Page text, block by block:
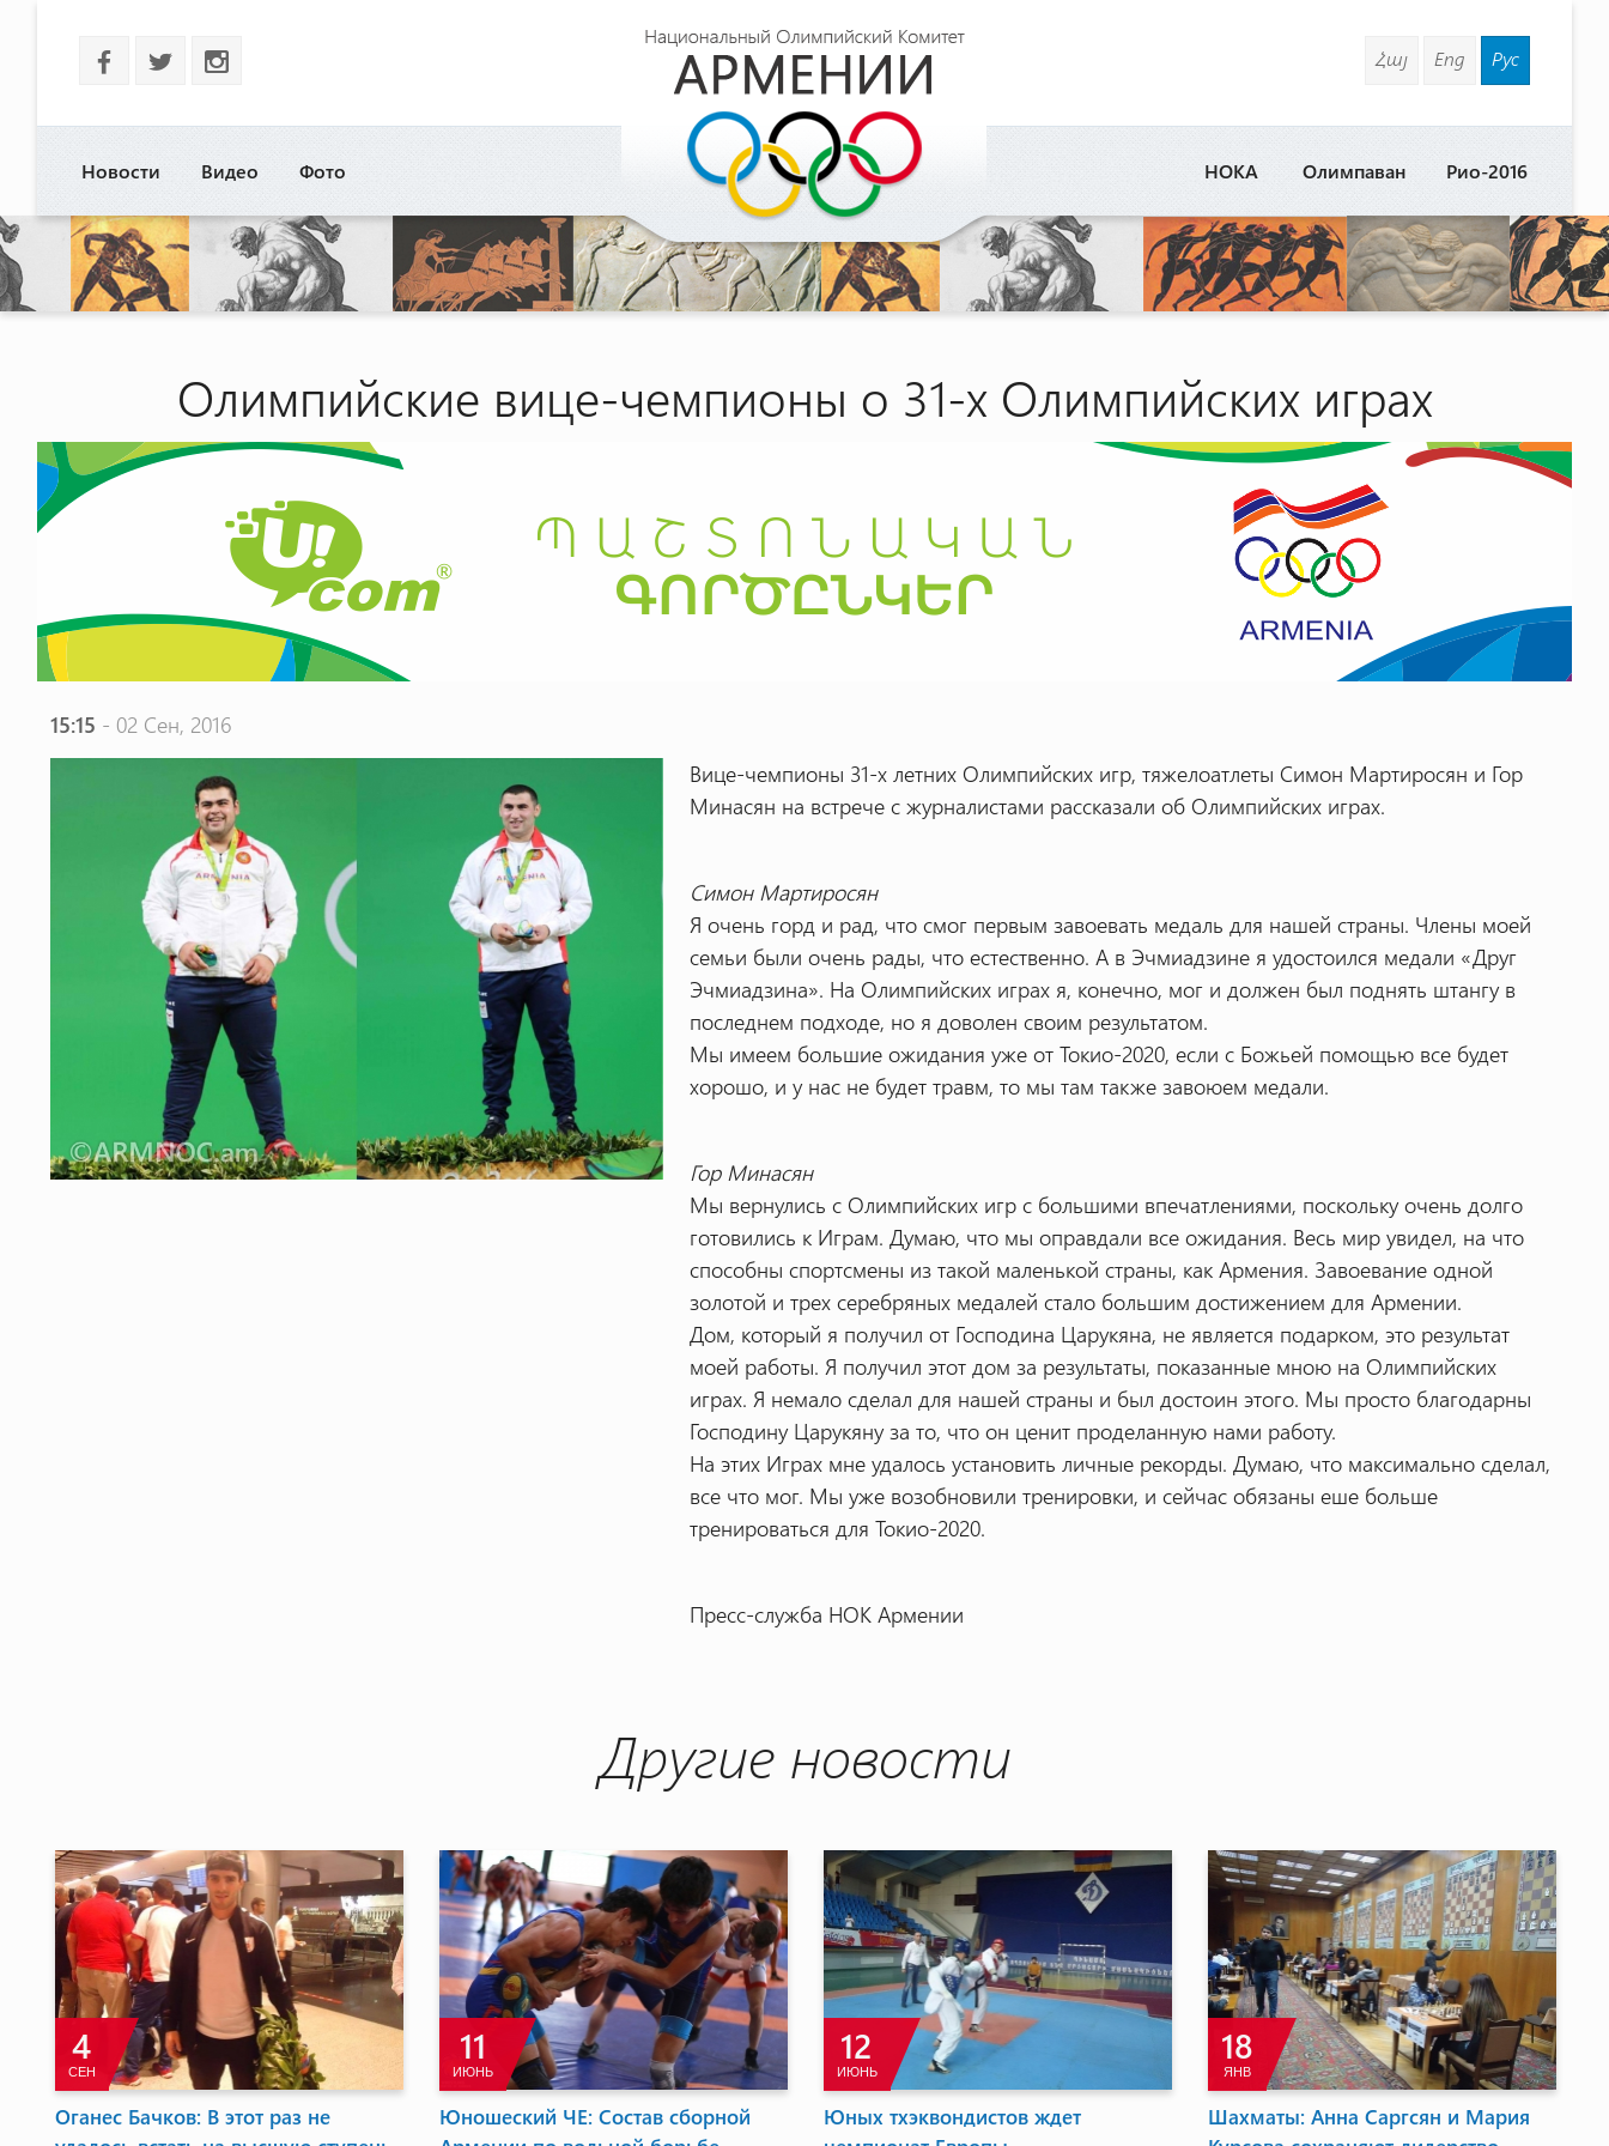
b a x Հայ Eng Рус
Новости Видео Фото Рио-2016
Олимпаван
НОКА
Олимпийские вице-чемпионы о 31-х Олимпийских играх
15:15 - 02 Сен, 2016
Вице-чемпионы 31-х летних Олимпийских игр, тяжелоатлеты Симон Мартиросян и Гор
Минасян на встрече с журналистами рассказали об Олимпийских играх.
Симон Мартиросян
Я очень горд и рад, что смог первым завоевать медаль для нашей страны. Члены моей
семьи были очень рады, что естественно. А в Эчмиадзине я удостоился медали «Друг
Эчмиадзина». На Олимпийских играх я, конечно, мог и должен был поднять штангу в
последнем подходе, но я доволен своим результатом.
Мы имеем большие ожидания уже от Токио-2020, если с Божьей помощью все будет
хорошо, и у нас не будет травм, то мы там также завоюем медали.
Гор Минасян
Мы вернулись с Олимпийских игр с большими впечатлениями, поскольку очень долго
готовились к Играм. Думаю, что мы оправдали все ожидания. Весь мир увидел, на что
способны спортсмены из такой маленькой страны, как Армения. Завоевание одной
золотой и трех серебряных медалей стало большим достижением для Армении.
Дом, который я получил от Господина Царукяна, не является подарком, это результат
моей работы. Я получил этот дом за результаты, показанные мною на Олимпийских
играх. Я немало сделал для нашей страны и был достоин этого. Мы просто благодарны
Господину Царукяну за то, что он ценит проделанную нами работу.
На этих Играх мне удалось установить личные рекорды. Думаю, что максимально сделал,
все что мог. Мы уже возобновили тренировки, и сейчас обязаны еше больше
тренироваться для Токио-2020.
Пресс-служба НОК Армении
Другие новости
Мария
11
ЯНВ
Боксеры начали сезон сбором в
6
ИЮЛЬ
Обращение президента Бразилии.
9
НОЯ
Вторая лотерея билетов на
3
ИЮНЬ
Сейран Никогосян: Спортсмены